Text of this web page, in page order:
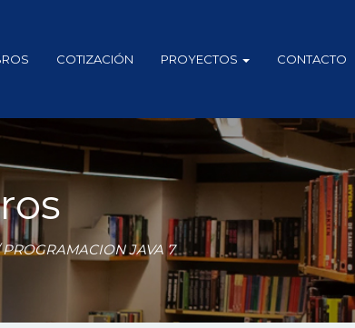
COTIZACIÓN PROYECTOS CONTACTO
JAVA 7